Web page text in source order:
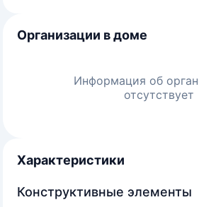
Организации в доме
Информация об
отсутствует
Характеристики
Конструктивные элементы